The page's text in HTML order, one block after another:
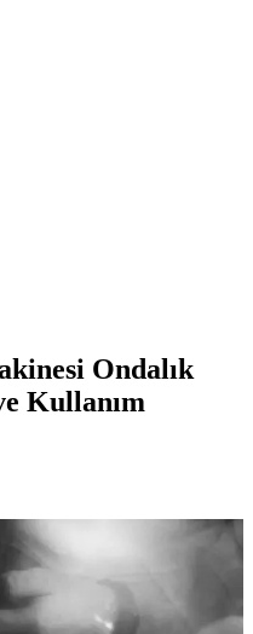
Ondalık
Kullanım